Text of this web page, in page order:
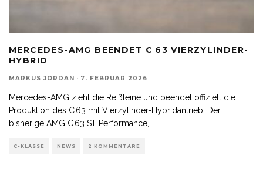
MERCEDES-AMG BEENDET C 63 VIERZYLINDER-
HYBRID
MARKUS JORDAN · 7. FEBRUAR 2026
Mercedes-AMG zieht die Reißleine und beendet offiziell die
Produktion des C 63 mit Vierzylinder-Hybridantrieb. Der
bisherige AMG C 63 S E Performance,
C-KLASSE NEWS 2 KOMMENTARE